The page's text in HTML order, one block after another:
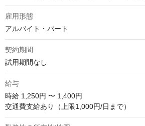
雇用形態
アルバイト・パート
契約期間
試用期間なし
給与
時給 1,250円 〜 1,400円
交通費支給あり（上限1,000円/日まで）